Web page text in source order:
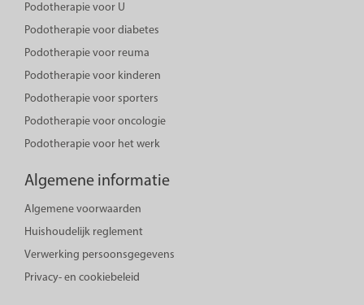
Podotherapie voor U
Podotherapie voor diabetes
Podotherapie voor reuma
Podotherapie voor kinderen
Podotherapie voor sporters
Podotherapie voor oncologie
Podotherapie voor het werk
Algemene informatie
Algemene voorwaarden
Huishoudelijk reglement
Verwerking persoonsgegevens
Privacy- en cookiebeleid